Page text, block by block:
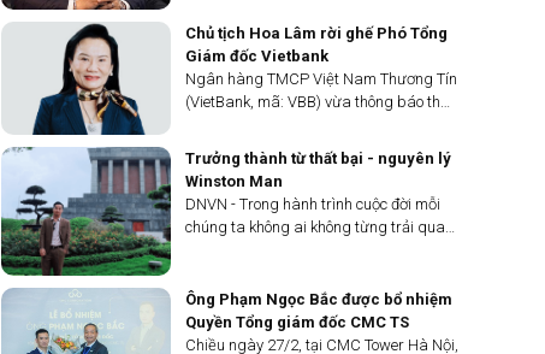
trên thương trường do DNVN bình chọn.
chuyển nhượng cổ phần tại Egroup. Ông
Thuỷ bị bắt tạm giam ngày 25/3.
Chủ tịch Hoa Lâm rời ghế Phó Tổng
Giám đốc Vietbank
Ngân hàng TMCP Việt Nam Thương Tín
(VietBank, mã: VBB) vừa thông báo thay
này miễn nhiệm chức danh Phó Tổng
Giám đốc đối với bà Trần Thị Lâm theo
nguyện vọng cá nhân kể từ ngày 26/3.
Trưởng thành từ thất bại - nguyên lý
Winston Man
DNVN - Trong hành trình cuộc đời mỗi
chúng ta không ai không từng trải qua
chưa kịp trưởng thành.
Ông Phạm Ngọc Bắc được bổ nhiệm
Quyền Tổng giám đốc CMC TS
Chiều ngày 27/2, tại CMC Tower Hà Nội,